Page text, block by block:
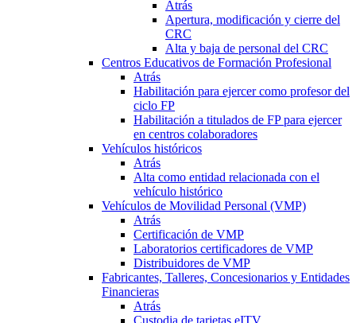
Atrás
Apertura, modificación y cierre del
CRC
Alta y baja de personal del CRC
Centros Educativos de Formación Profesional
Atrás
Habilitación para ejercer como profesor del
ciclo FP
Habilitación a titulados de FP para ejercer
en centros colaboradores
Vehículos históricos
Atrás
Alta como entidad relacionada con el
vehículo histórico
Vehículos de Movilidad Personal (VMP)
Atrás
Certificación de VMP
Laboratorios certificadores de VMP
Distribuidores de VMP
Fabricantes, Talleres, Concesionarios y Entidades
Financieras
Atrás